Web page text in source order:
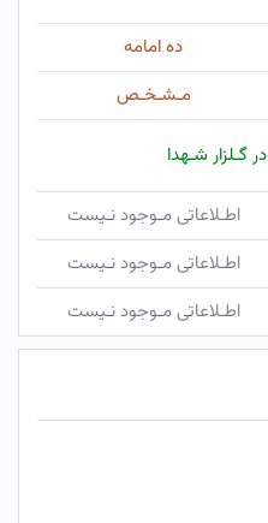
ده امامه
مـشـخـص
در گـلزار شـهدا
اطـلاعاتی مـوجود نـیست
اطـلاعاتی مـوجود نـیست
اطـلاعاتی مـوجود نـیست